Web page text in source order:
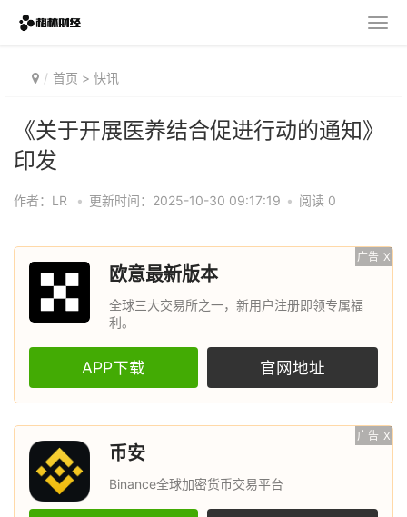
首页 > 快讯
《关于开展医养结合促进行动的通知》
印发
作者：LR • 更新时间：2025-10-30 09:17:19 • 阅读 0
广告 X
欧意最新版本
全球三大交易所之一，新用户注册即领专属福
利。
APP下载 官网地址
广告 X
币安
Binance全球加密货币交易平台